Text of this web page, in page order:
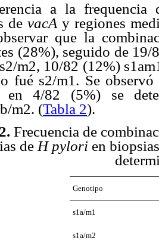
a la frequencia
de vacA y regiones
que la
(28%), seguido de
m2, 10/82 (12%)
fué s2/m1. Se
en 4/82 (5%) se
m2. (Tabla 2).
Frecuencia de
deH pylori en
Genotipo
s1a/m1
s1a/m2